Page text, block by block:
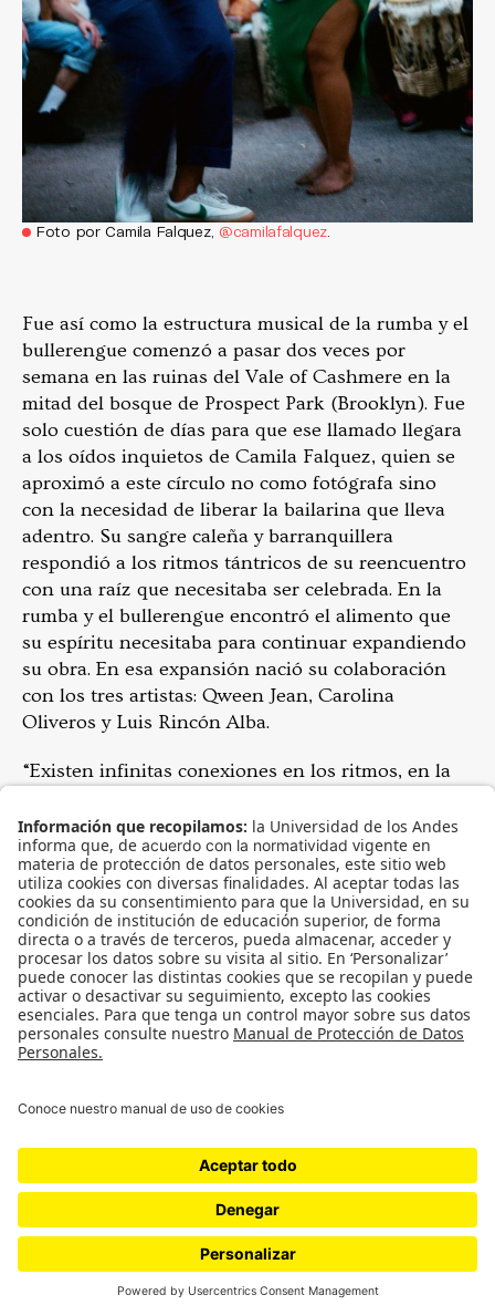
Foto por Camila Falquez, @camilafalquez
Fue así como la estructura musical de la rumba y el
bullerengue comenzó a pasar dos veces por
semana en las ruinas del Vale of Cashmere en la
mitad del bosque de Prospect Park (Brooklyn). Fue
solo cuestión de días para que ese llamado llegara
a los oídos inquietos de Camila Falquez, quien se
aproximó a este círculo no como fotógrafa sino
con la necesidad de liberar la bailarina que lleva
adentro. Su sangre caleña y barranquillera
respondió a los ritmos tántricos de su reencuentro
con una raíz que necesitaba ser celebrada. En la
rumba y el bullerengue encontró el alimento que
su espíritu necesitaba para continuar expandiendo
su obra. En esa expansión nació su colaboración
con los tres artistas: Qween Jean, Carolina
Oliveros y Luis Rincón Alba.
“Existen infinitas conexiones en los ritmos, en la
nuestras luchas. Tú no necesitas saber
exactamente qué ritmo trae ese tambor que suena
desde el otro lado del mundo para reconocer que
ahí hay un grito de batalla”, dice Qween sobre su
encuentro con la rumba y el bullerengue.
Ya no estábamos solos
En la galería, el maestro Jacob Plasse, creador de la
dirigía a los músicos, incluyendo a una trompeta
jazz que venía cantando Qween y los boleros
conmovidos que entonaba Carolina:
“Hola Soledad
No me extraña tu presencia
Casi siempre estás conmigo